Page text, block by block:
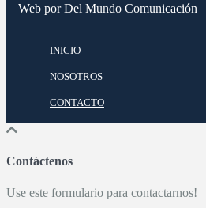
Web por Del Mundo Comunicación
INICIO
NOSOTROS
CONTACTO
Contáctenos
Use este formulario para contactarnos!